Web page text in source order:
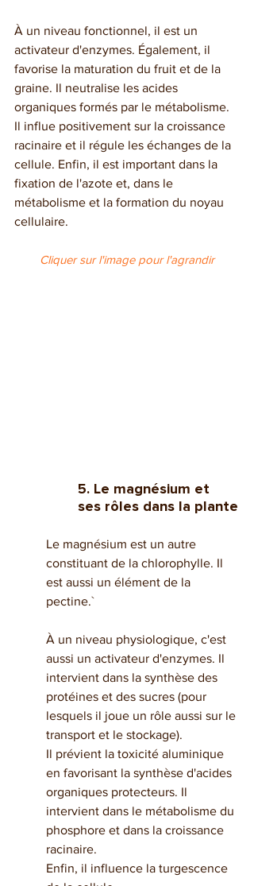
À un niveau fonctionnel, il est un
activateur d'enzymes. Également, il
favorise la maturation du fruit et de la
graine. Il neutralise les acides
organiques formés par le métabolisme.
Il influe positivement sur la croissance
racinaire et il régule les échanges de la
cellule. Enfin, il est important dans la
fixation de l'azote et, dans le
métabolisme et la formation du noyau
cellulaire.
Cliquer sur l'image pour l'agrandir
5. Le magnésium et
ses rôles dans la plante
Le magnésium est un autre
constituant de la chlorophylle. Il
est aussi un élément de la
pectine.`
À un niveau physiologique, c'est
aussi un activateur d'enzymes. Il
intervient dans la synthèse des
protéines et des sucres (pour
lesquels il joue un rôle aussi sur le
transport et le stockage).
Il prévient la toxicité aluminique
en favorisant la synthèse d'acides
organiques protecteurs. Il
intervient dans le métabolisme du
phosphore et dans la croissance
racinaire.
Enfin, il influence la turgescence